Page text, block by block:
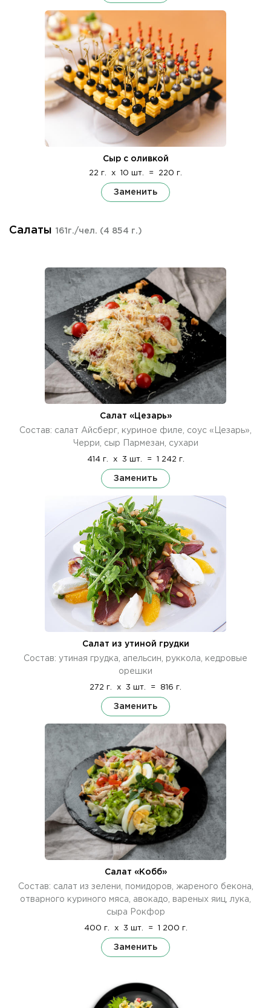
Сыр с оливкой
22 г. x 10 шт. = 220 г.
Заменить
Салаты 161г./чел. (4 854 г.)
Салат «Цезарь»
Состав: салат Айсберг, куриное филе, соус «Цезарь»,
Черри, сыр Пармезан, сухари
414 г. x 3 шт. = 1 242 г.
Заменить
Салат из утиной грудки
Состав: утиная грудка, апельсин, руккола, кедровые
орешки
272 г. x 3 шт. = 816 г.
Заменить
Салат «Кобб»
Состав: салат из зелени, помидоров, жареного бекона,
отварного куриного мяса, авокадо, вареных яиц, лука,
сыра Рокфор
400 г. x 3 шт. = 1 200 г.
Заменить